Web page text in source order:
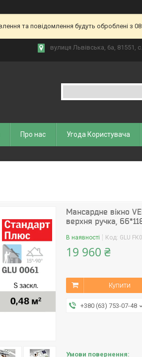
та повідомлення будуть оброблені з
вулиця Львівська, 6а, 81551,
Про нас Угода Користувача
Мансардне вікно
верхня ручка,
В наявності Код: GLU
19 960 ₴
Купити
+380 (63) 753-07-48